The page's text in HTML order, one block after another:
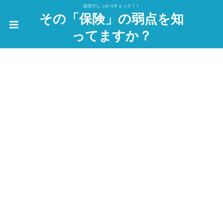
自分でしっかりチェック！！
その「保険」の弱点を知
ってますか？